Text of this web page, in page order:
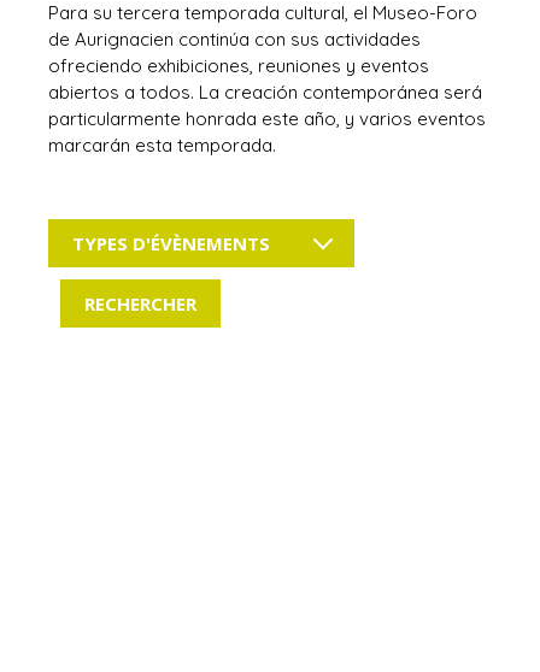
Para su tercera temporada cultural, el Museo-Foro
de Aurignacien continúa con sus actividades
ofreciendo exhibiciones, reuniones y eventos
abiertos a todos. La creación contemporánea será
particularmente honrada este año, y varios eventos
marcarán esta temporada.
TYPES D'ÉVÈNEMENTS